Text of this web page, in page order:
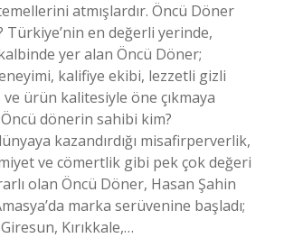
temellerini atmışlardır. Öncü Döner
Türkiye’nin en değerli yerinde,
yer alan Öncü Döner;
kalifiye ekibi, lezzetli gizli
ürün kalitesiyle öne çıkmaya
dönerin sahibi kim?
kazandırdığı misafirperverlik,
ve cömertlik gibi pek çok değeri
olan Öncü Döner, Hasan Şahin
marka serüvenine başladı;
Kırıkkale,…